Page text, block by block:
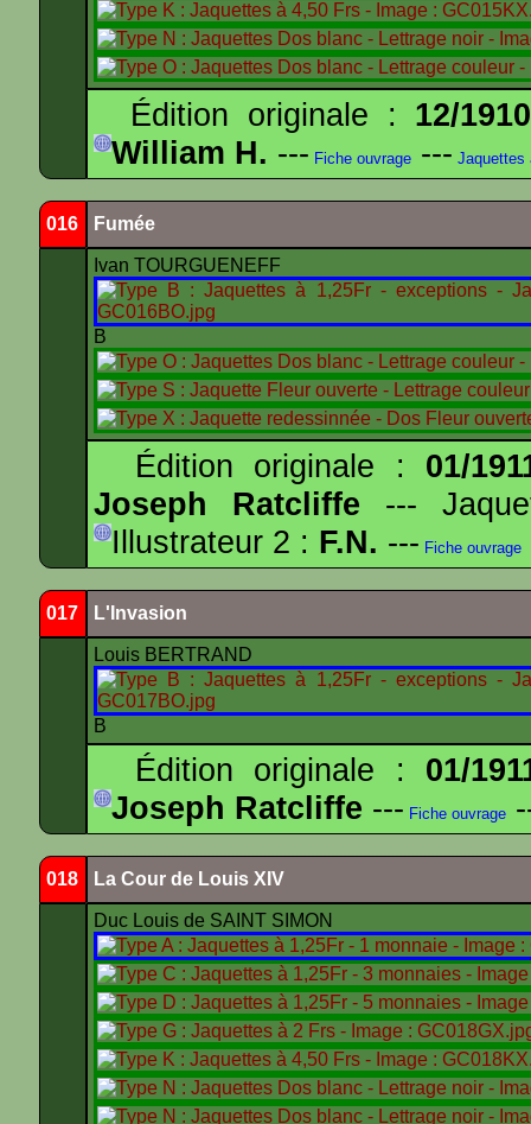
Édition originale : 12/1910
William H. --- Fiche ouvrage --- Jaquettes
016 Fumée
Ivan TOURGUENEFF
B
Édition originale : 01/
Joseph Ratcliffe ---
Illustrateur 2 : F.N. --- Fiche ouvrage
017 L'Invasion
Louis BERTRAND
B
Édition originale : 01/
Joseph Ratcliffe --- Fiche ouvrage
018 La Cour de Louis XIV
Duc Louis de SAINT SIMON